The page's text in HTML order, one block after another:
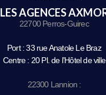
LES AGENCES
22700 Perros-Guirec
Port : 33 rue Anatole Le Braz
Centre : 20 Pl. de l’Hôtel de ville
22300 Lannion :